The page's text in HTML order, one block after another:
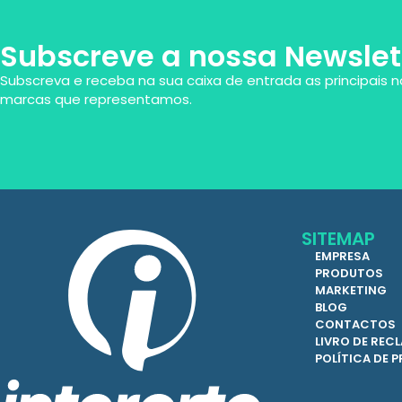
Subscreve a nossa
Subscreva e receba na sua caixa de entrada as principais
marcas que representamos.
SITEMAP
EMPRESA
PRODUTOS
MARKETING
BLOG
CONTACTOS
LIVRO DE
POLÍTICA DE